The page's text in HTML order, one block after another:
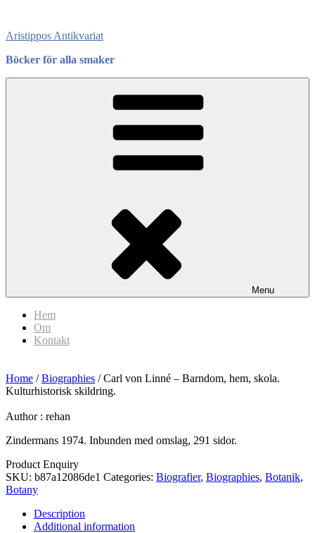
content
Aristippos Antikvariat
Böcker för alla smaker
Menu
Hem
Om
Kontakt
Home /Biographies / Carl von Linné – Barndom, hem, skola.
Kulturhistorisk skildring.
Author : rehan
Zindermans 1974. Inbunden med omslag, 291 sidor.
Product Enquiry
SKU: b87a12086de1 Categories: Biografier, Biographies, Botanik,
Botany
Description
Additional information